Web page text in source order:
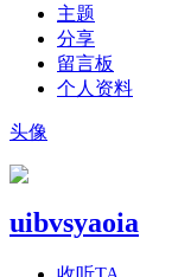
主题
分享
留言板
个人资料
头像
uibvsyaoia